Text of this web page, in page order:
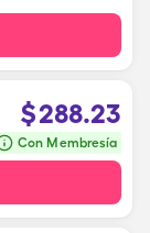
$288.23
Con Membresía